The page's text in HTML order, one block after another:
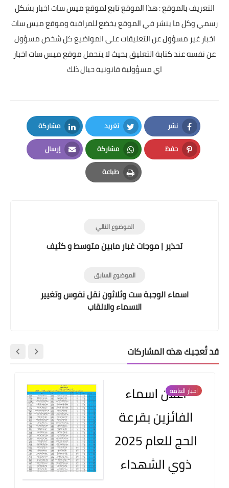
التعريف بالموقع : هذا الموقع تابع لموقع ميس سات اخبار بشكل
رسمي وكل ما ينشر في الموقع يخضع للمراقبة وموقع ميس سات
اخبار غير مسؤول عن التعليقات على المواضيع كل شخص مسؤول
عن نفسه عند كتابة التعليق بحيث لا يتحمل موقع ميس سات اخبار
اي مسؤولية قانونية حيال ذلك
نشر
Facebook
تغريد
Twitter
مشاركة
LinkedIn
حفظ
Pinterest
مشاركة
Whatsapp
إرسال
Email
طباعة
Print
الموضوع التالي
تحذير | موجات غبار مابين متوسط و كثيف
الموضوع السابق
اسماء الوجبة ست وثلاثون نقل نفوس وتغيير
الاسماء والالقاب
قد تُعجبك هذه المشاركات
اخبار العامة